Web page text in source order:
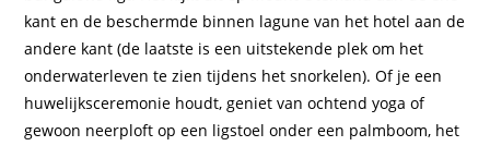
kant en de beschermde binnen lagune van het hotel aan de
andere kant (de laatste is een uitstekende plek om het
onderwaterleven te zien tijdens het snorkelen). Of je een
huwelijksceremonie houdt, geniet van ochtend yoga of
gewoon neerploft op een ligstoel onder een palmboom, het